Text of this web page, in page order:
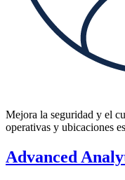
Mejora la seguridad y el
operativas y ubicaciones
Advanced